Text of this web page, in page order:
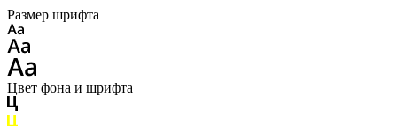
Размер шрифта
Цвет фона и шрифта